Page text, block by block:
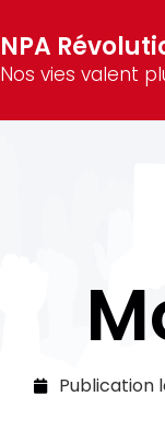
NPA
Nos vies valent
Publication